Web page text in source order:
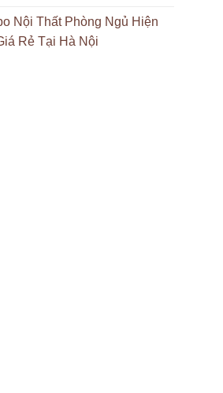
Nội Thất Phòng Ngủ Hiện
Rẻ Tại Hà Nội